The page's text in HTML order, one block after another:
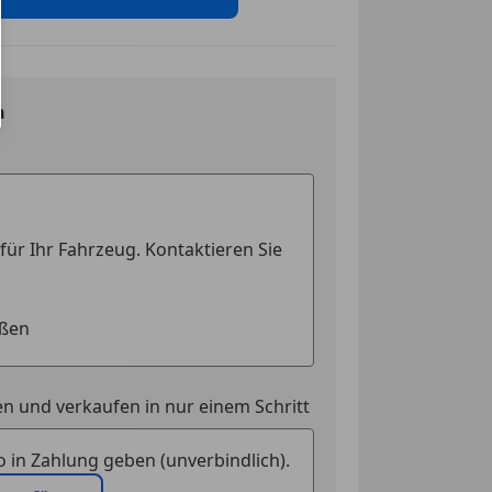
und verkaufen in nur einem Schritt
in Zahlung geben (unverbindlich).